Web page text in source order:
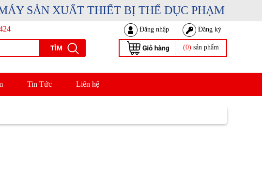
SẢN XUẤT THIẾT BỊ THỂ DỤC PHẠM DUY
Đăng nhập Đăng ký
(0) sản phẩm
Tin Tức Liên hệ